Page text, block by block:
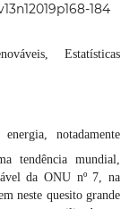
184
Estatísticas
notadamente
tendência mundial,
da ONU nº 7, na
neste quesito grande